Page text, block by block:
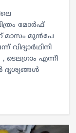
മോർഫ്
മാസം മുൻപേ
, ടെലഗ്രാം എന്നീ
ദൃശ്യങ്ങൾ